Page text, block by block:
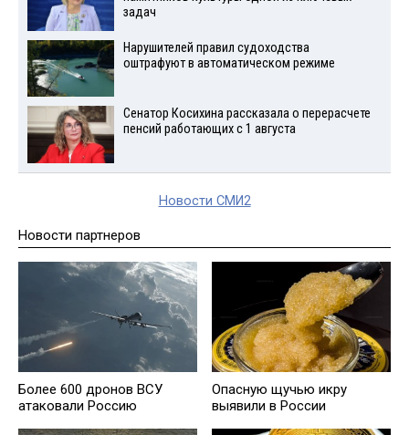
задач
Нарушителей правил судоходства
оштрафуют в автоматическом режиме
Сенатор Косихина рассказала о перерасчете
пенсий работающих с 1 августа
Новости СМИ2
Новости партнеров
Более 600 дронов ВСУ
атаковали Россию
Опасную щучью икру
выявили в России